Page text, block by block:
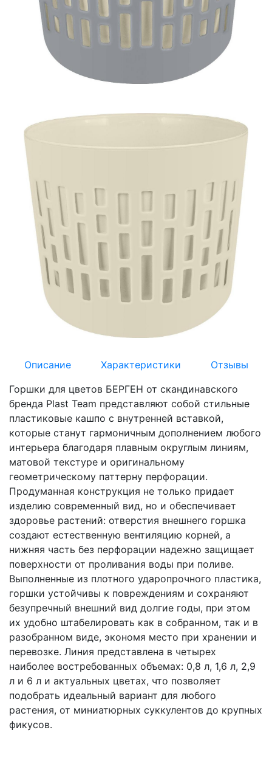
Описание Характеристики
Отзывы
Горшки для цветов БЕРГЕН от скандинавского
бренда Plast Team представляют собой стильные
пластиковые кашпо с внутренней вставкой,
которые станут гармоничным дополнением любого
интерьера благодаря плавным округлым линиям,
матовой текстуре и оригинальному
геометрическому паттерну перфорации.
Продуманная конструкция не только придает
изделию современный вид, но и обеспечивает
здоровье растений: отверстия внешнего горшка
создают естественную вентиляцию корней, а
нижняя часть без перфорации надежно защищает
поверхности от проливания воды при поливе.
Выполненные из плотного ударопрочного пластика,
горшки устойчивы к повреждениям и сохраняют
безупречный внешний вид долгие годы, при этом
их удобно штабелировать как в собранном, так и в
разобранном виде, экономя место при хранении и
перевозке. Линия представлена в четырех
наиболее востребованных объемах: 0,8 л, 1,6 л, 2,9
л и 6 л и актуальных цветах, что позволяет
подобрать идеальный вариант для любого
растения, от миниатюрных суккулентов до крупных
фикусов.